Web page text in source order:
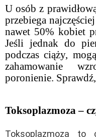
U osób z
przebiega
nawet 50% kobiet
Jeśli jednak do
podczas ciąży,
zahamowanie
poronienie.
Toksoplazmoza –
Toksoplazmoza to